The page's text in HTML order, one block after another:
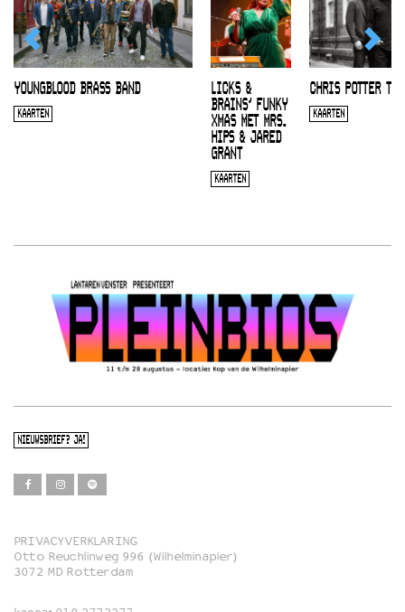
YOUNGBLOOD BRASS BAND
KAARTEN
LICKS &
BRAINS’ FUNKY
XMAS MET MRS.
HIPS & JARED
GRANT
KAARTEN
CHRIS POTTER
KAARTEN
NIEUWSBRIEF? JA!
Film
PRIVACYVERKLARING
Otto Reuchlinweg 996 (Wilhelminapier)
3072 MD Rotterdam